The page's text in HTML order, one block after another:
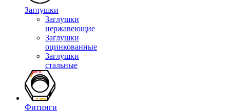
Заглушки
Заглушки
нержавеющие
Заглушки
оцинкованные
Заглушки
стальные
Фитинги